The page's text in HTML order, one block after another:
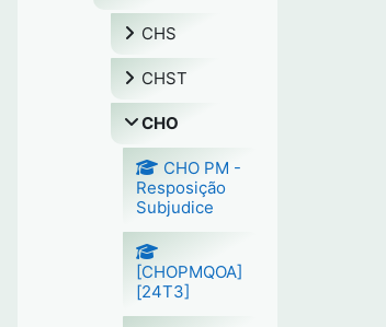
CHS
CHST
CHO
CHO PM -
Resposição
Subjudice
[CHOPMQOA]
[24T3]